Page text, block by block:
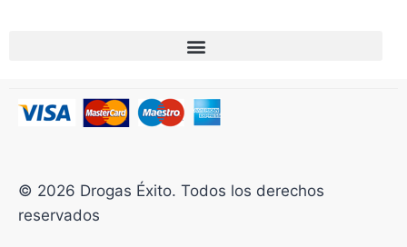
© 2026 Drogas Éxito. Todos los derechos
reservados